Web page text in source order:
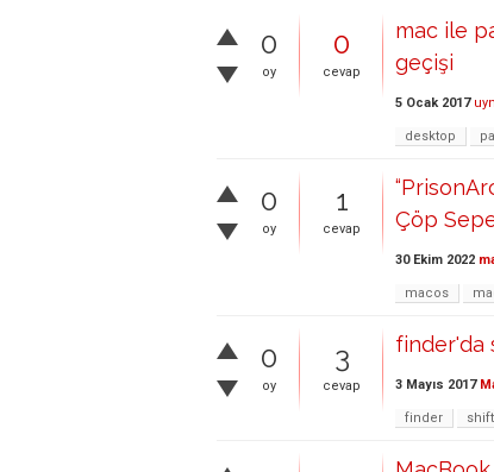
0
oy
0
cevap
mac ile
geçişi
5 Ocak 2017
desktop
0
oy
1
cevap
Çöp
30 Ekim 2022
macos
0
oy
3
cevap
finder'da
3 Mayıs 2017
finder